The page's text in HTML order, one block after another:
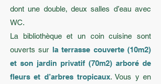
dont une double, deux salles d’eau avec
WC.
La bibliothèque et un coin cuisine sont
ouverts sur la terrasse couverte (10m2)
et son jardin privatif (70m2) arboré de
fleurs et d’arbres tropicaux. Vous y en